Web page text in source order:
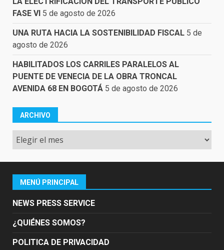
FASE VI 5 de agosto de 2026
UNA RUTA HACIA LA SOSTENIBILIDAD FISCAL 5 de
agosto de 2026
HABILITADOS LOS CARRILES PARALELOS AL
PUENTE DE VENECIA DE LA OBRA TRONCAL
AVENIDA 68 EN BOGOTÁ 5 de agosto de 2026
ARCHIVO
Archivo
MENÚ PRINCIPAL
NEWS PRESS SERVICE
¿QUIÉNES SOMOS?
POLITICA DE PRIVACIDAD